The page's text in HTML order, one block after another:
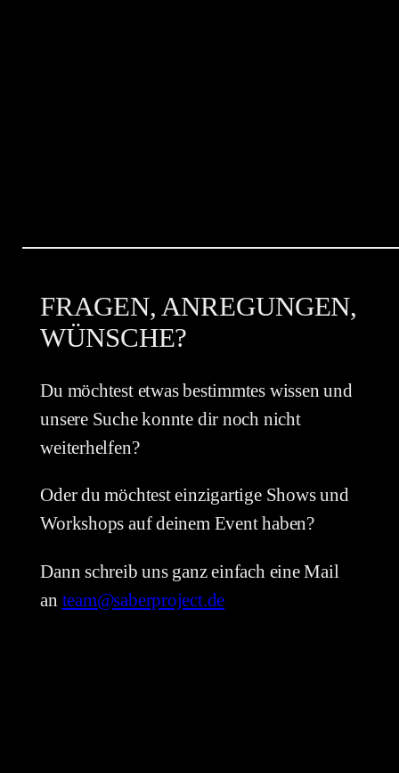
FRAGEN, ANREGUNGEN,
WÜNSCHE?
Du möchtest etwas bestimmtes wissen und
unsere Suche konnte dir noch nicht
weiterhelfen?
Oder du möchtest einzigartige Shows und
Workshops auf deinem Event haben?
Dann schreib uns ganz einfach eine Mail
an team@saberproject.de